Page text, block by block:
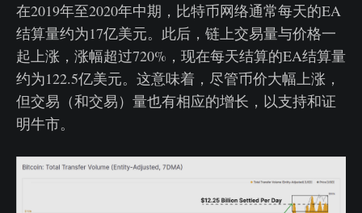
在2019年至2020年中期，比特币网络通常每天的EA
结算量约为17亿美元。此后，链上交易量与价格一
起上涨，涨幅超过720%，现在每天结算的EA结算量
约为122.5亿美元。这意味着，尽管币价大幅上涨，
但交易（和交易）量也有相应的增长，以支持和证
明牛市。